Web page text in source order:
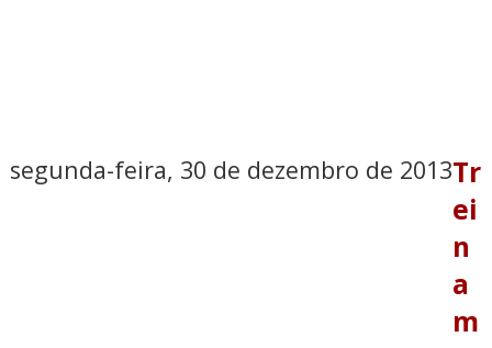
segunda-feira, 30 de dezembro de 2013Tr
ei
n
a
m